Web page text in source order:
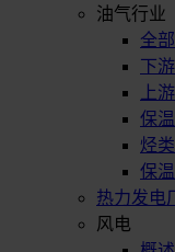
油气行业
全
下
上
保
烃
保
热力发电
风电